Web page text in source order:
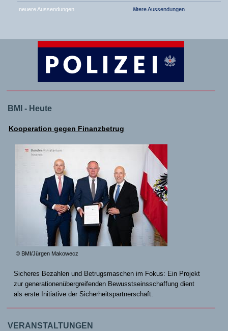
neuere Aussendungen ältere Aussendungen
BMI - Heute
Kooperation gegen Finanzbetrug
© BMI/Jürgen Makowecz
Sicheres Bezahlen und Betrugsmaschen im Fokus: Ein Projekt
zur generationenübergreifenden Bewusstseinsschaffung dient
als erste Initiative der Sicherheitspartnerschaft.
VERANSTALTUNGEN